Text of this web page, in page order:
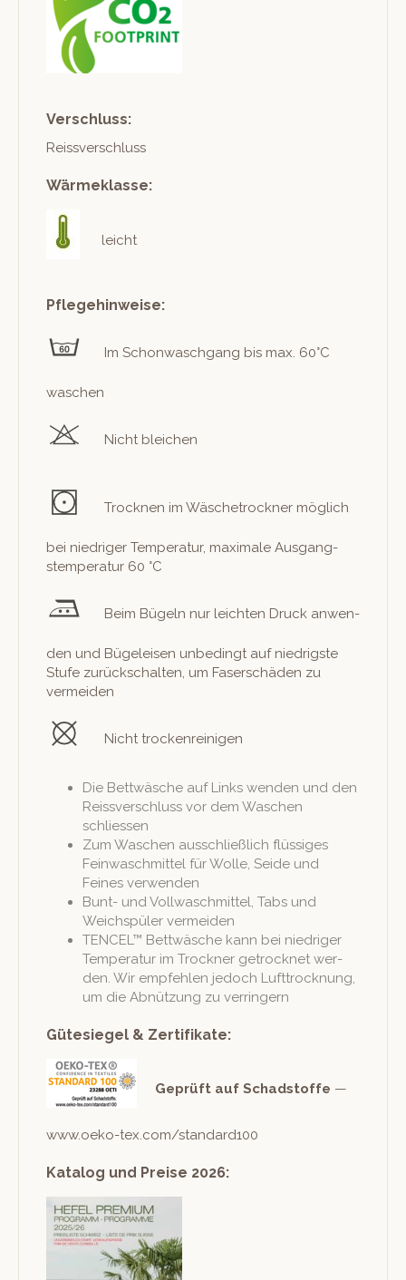
Verschluss:
Reissver­schluss
Wärmeklasse:
leicht
Pflegehinweise:
Im Schon­waschgang bis max. 60°C
waschen
Nicht bleichen
Trock­nen im Wäschetrock­n­er möglich
bei niedriger Tem­per­atur, max­i­male Aus­gang­
stem­per­atur 60 °C
Beim Bügeln nur leicht­en Druck anwen­
den und Bügeleisen unbe­d­ingt auf niedrig­ste
Stufe zurückschal­ten, um Faser­schä­den zu
vermeiden
Nicht trockenreinigen
Die Bet­twäsche auf Links wen­den und den
Reissver­schluss vor dem Waschen
schliessen
Zum Waschen auss­chließlich flüs­siges
Fein­waschmit­tel für Wolle, Sei­de und
Feines verwenden
Bunt- und Voll­waschmit­tel, Tabs und
Weich­spüler vermeiden
TENCEL™ Bet­twäsche kann bei niedriger
Tem­per­atur im Trock­n­er getrock­net wer­
den. Wir empfehlen jedoch Luft­trock­nung,
um die Abnützung zu verringern
Gütesiegel & Zertifikate:
Geprüft auf Schad­stoffe —
www.oeko-tex.com/standard100
Katalog und Preise 2026: